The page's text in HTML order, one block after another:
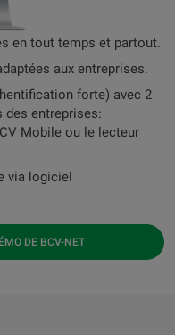
en tout temps et partout.
aux entreprises.
forte) avec 2
des entreprises:
Mobile ou le lecteur
via logiciel
DE BCV-NET